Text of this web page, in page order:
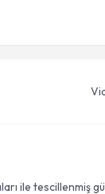
ile tescillenmiş